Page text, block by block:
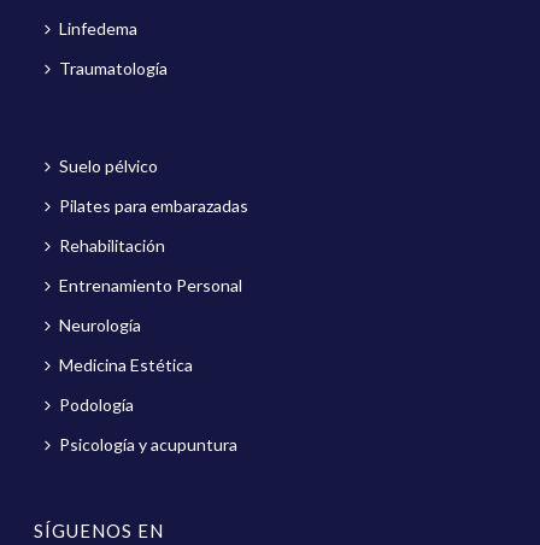
Linfedema
Traumatología
Suelo pélvico
Pilates para embarazadas
Rehabilitación
Entrenamiento Personal
Neurología
Medicina Estética
Podología
Psicología y acupuntura
SÍGUENOS EN